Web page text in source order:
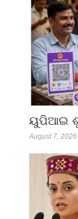
ୟୁପିଆଇ
August 7, 2026